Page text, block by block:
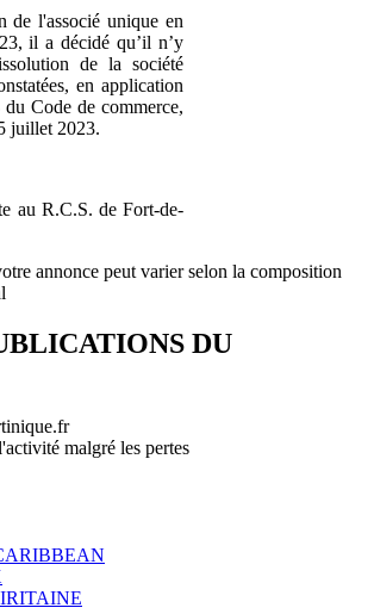
de l'associé unique en
il a décidé qu’il n’y
de la société
en application
Code de commerce,
juillet 2023.
au R.C.S. de Fort-de-
annonce peut varier selon la composition
DU
malgré les pertes